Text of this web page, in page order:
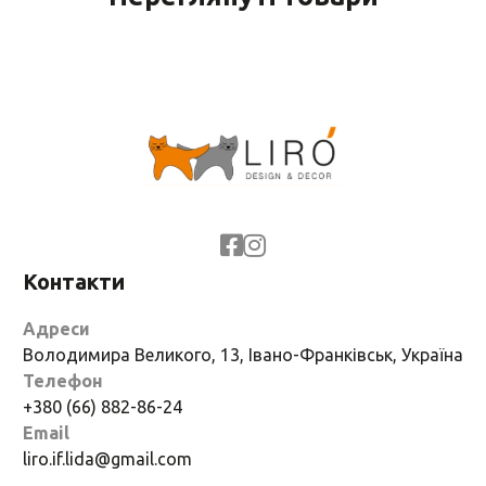
Контакти
Адреси
Володимира Великого, 13, Івано-Франківськ, Україна
Телефон
+380 (66) 882-86-24
Email
liro.if.lida@gmail.com